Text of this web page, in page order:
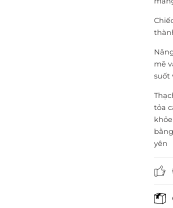
mẽ
suốt
tỏa
yên